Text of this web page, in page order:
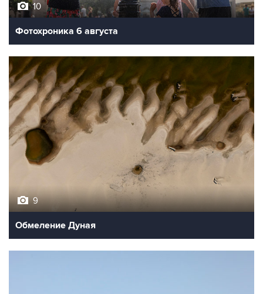
10
Фотохроника 6 августа
9
Обмеление Дуная